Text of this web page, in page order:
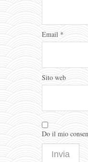
Email *
Sito web
Do il mio